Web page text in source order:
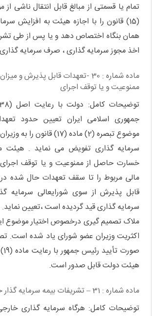
(15) قانون را با اجازه هیئت به افزایش
همان بنگاه اختصاص دهد و یا پس از طی
اخذ مجوز سرمایه گذاری ،‌ صرف سرمایه
ماده شماره : 30 -تعهدات قابل
ممنوعیت و یا توقف اجرای
جمهوری اسلامی ایران تعیین حدود
موضوع تبصره (2) ماده (17)
سرمایه گذاری تفویض می نماید . هیئت
خسارت حاصل از ممنوعیت و یا توقف
مالی مربوط را تا سقف تعهدات حال شده
قابل پذیرش از سوی شورایعالی سرمایه
سرمایه گذاری قید گردیده است ،‌تعیین نماید.
ملاک تصمیم گیری درخصوص اختیار موضوع
اکثریت وزیران عضو شورای یاد شده است.
هیئت دولت قابل صدور است.
ماده شماره : 31 – تشریفات بیمه سرمایه گذار خارجی
توضیحات کامل: هرگاه سرمایه گذاری